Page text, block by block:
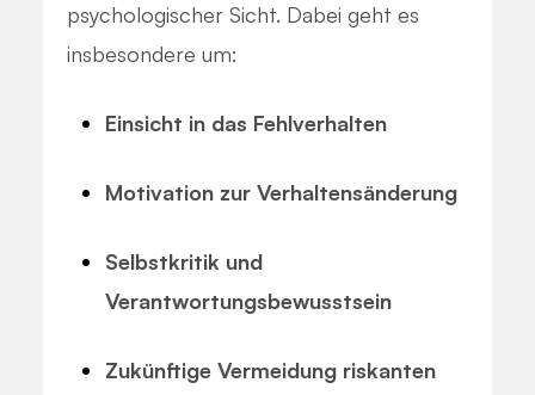
psychologischer Sicht. Dabei geht es
insbesondere um:
Einsicht in das Fehlverhalten
Motivation zur Verhaltensänderung
Selbstkritik und
Verantwortungsbewusstsein
Zukünftige Vermeidung riskanten